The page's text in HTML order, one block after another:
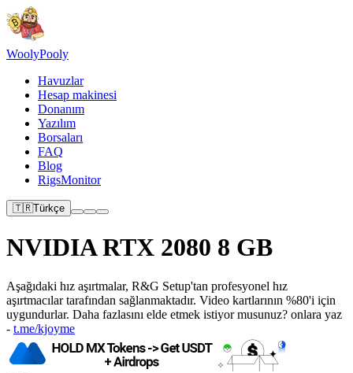
WoolyPooly
Havuzlar
Hesap makinesi
Donanım
Yazılım
Borsaları
FAQ
Blog
RigsMonitor
🇹🇷Türkçe
NVIDIA RTX 2080 8 GB
Aşağıdaki hız aşırtmalar, R&G Setup'tan profesyonel hız
aşırtmacılar tarafından sağlanmaktadır. Video kartlarının %80'i için
uygundurlar. Daha fazlasını elde etmek istiyor musunuz? onlara yaz
- t.me/kjoyme